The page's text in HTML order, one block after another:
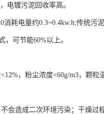
电镀污泥回收率高。
耗电量约0.3~0.4kw.h;传统污
可节能60%以上。
，粉尘浓度<60g/m3，颗
会造成二次环境污染；干燥过